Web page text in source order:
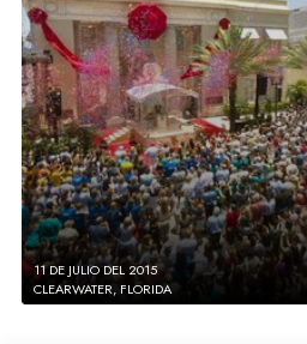
11 DE JULIO DEL 2015
CLEARWATER, FLORIDA